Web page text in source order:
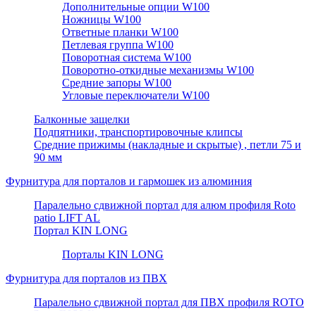
Дополнительные опции W100
Ножницы W100
Ответные планки W100
Петлевая группа W100
Поворотная система W100
Поворотно-откидные механизмы W100
Средние запоры W100
Угловые переключатели W100
Балконные защелки
Подпятники, транспортировочные клипсы
Средние прижимы (накладные и скрытые) , петли 75 и
90 мм
Фурнитура для порталов и гармошек из алюминия
Паралельно сдвижной портал для алюм профиля Roto
patio LIFT AL
Портал KIN LONG
Порталы KIN LONG
Фурнитура для порталов из ПВХ
Паралельно сдвижной портал для ПВХ профиля ROTO